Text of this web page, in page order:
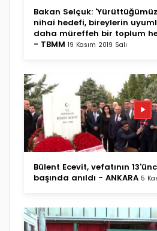
Bakan Selçuk:
nihai hedefi, bireylerin
daha müreffeh bir toplum
- TBMM 19 Kasım 2019 Salı
Bülent Ecevit, vefatının
başında anıldı - ANKARA 5